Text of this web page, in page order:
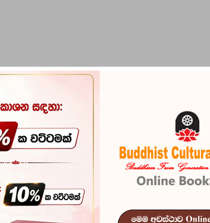
PIRIKARA BUDDHA STATUES RITUAL ITEMS &
Maha
මහා සතිපට්ඨාන සූත්‍රය